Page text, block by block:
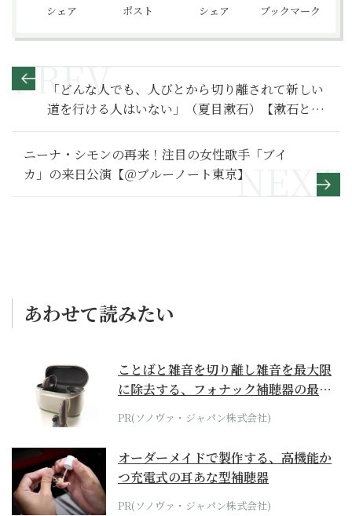
シェア ポスト シェア ブックマーク
「どんな人でも、人びとから切り離されて新しい
道を行ける人はいない」（夏目漱石）【漱石と明
治人のことば52】
ニーナ・シモンの再来！注目の女性歌手「ブイ
カ」の来日公演【＠ブルーノート東京】
あわせて読みたい
ことばと雑音を切り離し雑音を最大限
に除去する、フォナック補聴器の最上
位モデル
PR(ソノヴァ・ジャパン株式会社)
オーダーメイドで製作する、高機能か
つ充電式の耳あな型補聴器
PR(ソノヴァ・ジャパン株式会社)